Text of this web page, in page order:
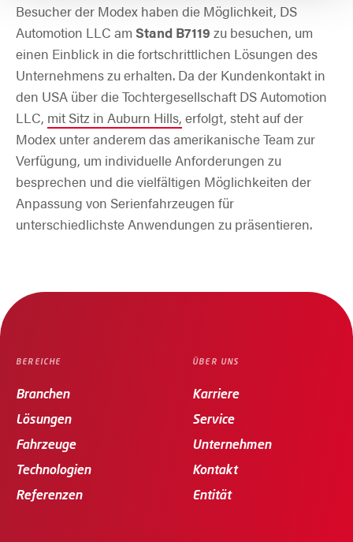
Besucher der Modex haben die Möglichkeit, DS
Automotion LLC am Stand B7119 zu besuchen, um
einen Einblick in die fortschrittlichen Lösungen des
Unternehmens zu erhalten. Da der Kundenkontakt in
den USA über die Tochtergesellschaft DS Automotion
LLC, mit Sitz in Auburn Hills, erfolgt, steht auf der
Modex unter anderem das amerikanische Team zur
Verfügung, um individuelle Anforderungen zu
besprechen und die vielfältigen Möglichkeiten der
Anpassung von Serienfahrzeugen für
unterschiedlichste Anwendungen zu präsentieren.
BEREICHE
Branchen
Lösungen
Fahrzeuge
Technologien
Referenzen
ÜBER UNS
Karriere
Service
Unternehmen
Kontakt
Entität